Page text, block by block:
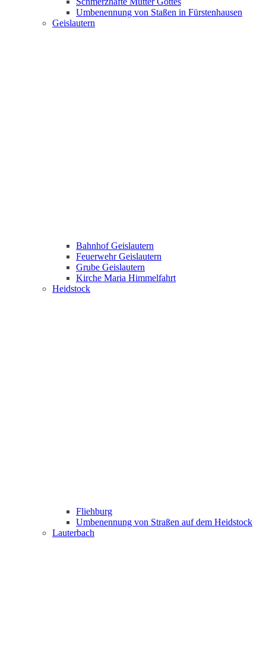
Umbenennung von Staßen in Fürstenhausen
Geislautern
Bahnhof Geislautern
Feuerwehr Geislautern
Grube Geislautern
Kirche Maria Himmelfahrt
Heidstock
Fliehburg
Umbenennung von Straßen auf dem Heidstock
Lauterbach